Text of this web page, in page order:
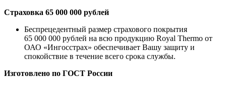
Страховка 65 000 000 рублей
Беспрецедентный размер страхового покрытия
65 000 000 рублей на всю продукцию Royal Thermo от
ОАО «Ингосстрах» обеспечивает Вашу защиту и
спокойствие в течение всего срока службы.
Изготовлено по ГОСТ России